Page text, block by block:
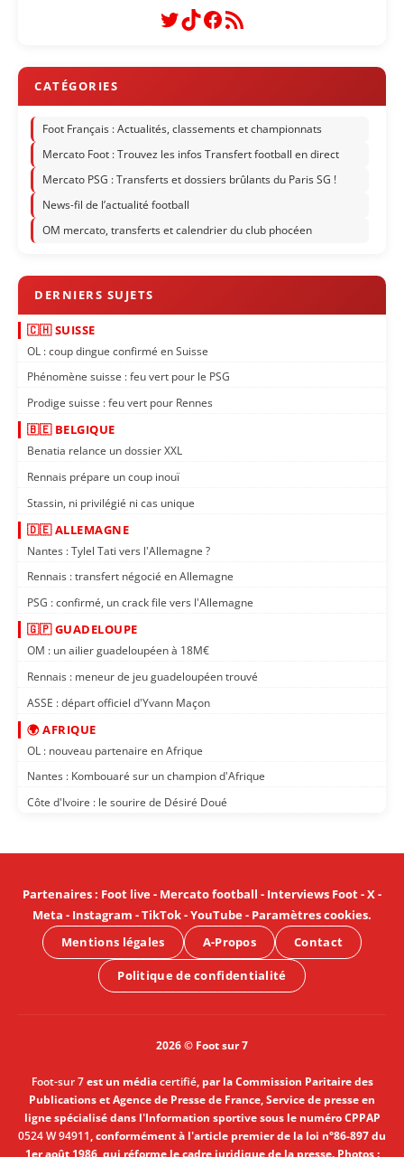
Twitter
TikTok
Facebook
Flux RSS
Foot Français : Actualités, classements et championnats
Mercato Foot : Trouvez les infos Transfert football en direct
Mercato PSG : Transferts et dossiers brûlants du Paris SG !
News-fil de l’actualité football
OM mercato, transferts et calendrier du club phocéen
🇨🇭 SUISSE
OL : coup dingue confirmé en Suisse
Phénomène suisse : feu vert pour le PSG
Prodige suisse : feu vert pour Rennes
🇧🇪 BELGIQUE
Benatia relance un dossier XXL
Rennais prépare un coup inouï
Stassin, ni privilégié ni cas unique
🇩🇪 ALLEMAGNE
Nantes : Tylel Tati vers l'Allemagne ?
Rennais : transfert négocié en Allemagne
PSG : confirmé, un crack file vers l'Allemagne
🇬🇵 GUADELOUPE
OM : un ailier guadeloupéen à 18M€
Rennais : meneur de jeu guadeloupéen trouvé
ASSE : départ officiel d'Yvann Maçon
🌍 AFRIQUE
OL : nouveau partenaire en Afrique
Nantes : Kombouaré sur un champion d'Afrique
Côte d'Ivoire : le sourire de Désiré Doué
Partenaires: Foot live- Mercato football - Interviews Foot-X-
Meta - Instagram -TikTok-YouTube- Paramètres cookies.
Mentions légales
A-Propos Contact
Politique de confidentialité
2026 © Foot sur 7
Foot-sur 7est un médiacertifié, par la Commission Paritaire des
Publications et Agence de Presse de France, Service de presse en
ligne spécialisé dans l'Information sportive sous le numéro CPPAP
0524 W 94911, conformément à l'article premier de la loi n°86-897 du
1er août 1986, qui réforme le cadre juridique de la presse. Photos :